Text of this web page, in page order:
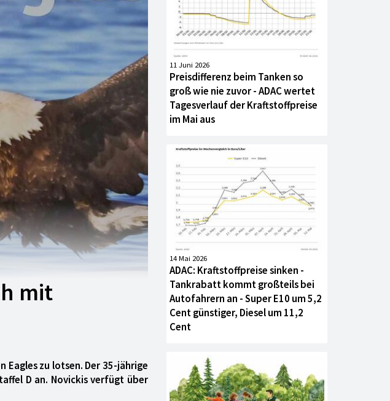
mit
Eagles zu lotsen. Der 35-jährige
D an. Novickis verfügt über
11 Juni 2026
Preisdifferenz beim Tanken so
groß wie nie zuvor - ADAC wertet
Tagesverlauf der Kraftstoffpreise
im Mai aus
14 Mai 2026
ADAC: Kraftstoffpreise sinken -
Tankrabatt kommt großteils bei
Autofahrern an - Super E10 um 5,2
Cent günstiger, Diesel um 11,2
Cent